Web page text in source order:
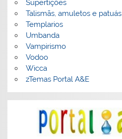
Supertições
Talismãs, amuletos e patuás
Templarios
Umbanda
Vampirismo
Vodoo
Wicca
zTemas Portal A&E